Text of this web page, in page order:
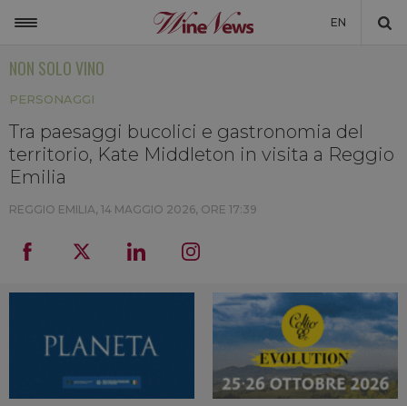
EN
NON SOLO VINO
LA CANTINA DI WINENEWS
DICONO DI NOI
NON SOLO VINO
PERSONAGGI
Tra paesaggi bucolici e gastronomia del
territorio, Kate Middleton in visita a Reggio
Emilia
REGGIO EMILIA, 14 MAGGIO 2026, ORE 17:39